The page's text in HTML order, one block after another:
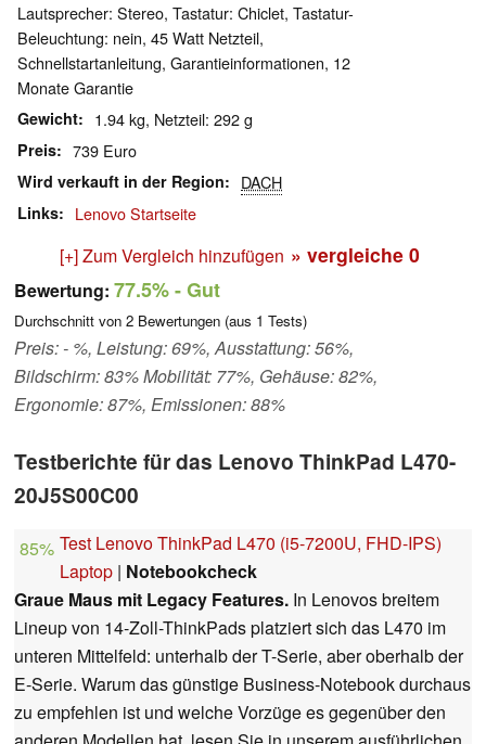
Lautsprecher: Stereo, Tastatur: Chiclet, Tastatur-
Beleuchtung: nein, 45 Watt Netzteil,
Schnellstartanleitung, Garantieinformationen, 12
Monate Garantie
Gewicht 1.94 kg, Netzteil: 292 g
Preis 739 Euro
Wird verkauft in der Region DACH
Links Lenovo Startseite
[+] Zum Vergleich hinzufügen » vergleiche 0
Bewertung: 77.5%- Gut
Durchschnitt von 2 Bewertungen (aus 1 Tests)
Preis: - %, Leistung: 69%, Ausstattung: 56%,
Bildschirm: 83% Mobilität: 77%, Gehäuse: 82%,
Ergonomie: 87%, Emissionen: 88%
Testberichte für das Lenovo ThinkPad L470-
20J5S00C00
85% Test Lenovo ThinkPad L470 (i5-7200U, FHD-IPS)
Laptop | Notebookcheck
Graue Maus mit Legacy Features. In Lenovos breitem
Lineup von 14-Zoll-ThinkPads platziert sich das L470 im
unteren Mittelfeld: unterhalb der T-Serie, aber oberhalb der
E-Serie. Warum das günstige Business-Notebook durchaus
zu empfehlen ist und welche Vorzüge es gegenüber den